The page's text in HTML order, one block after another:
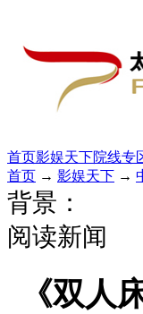
首页影娱天下院线专
首页 → 影娱天下 →
背景：
阅读新闻
《双人